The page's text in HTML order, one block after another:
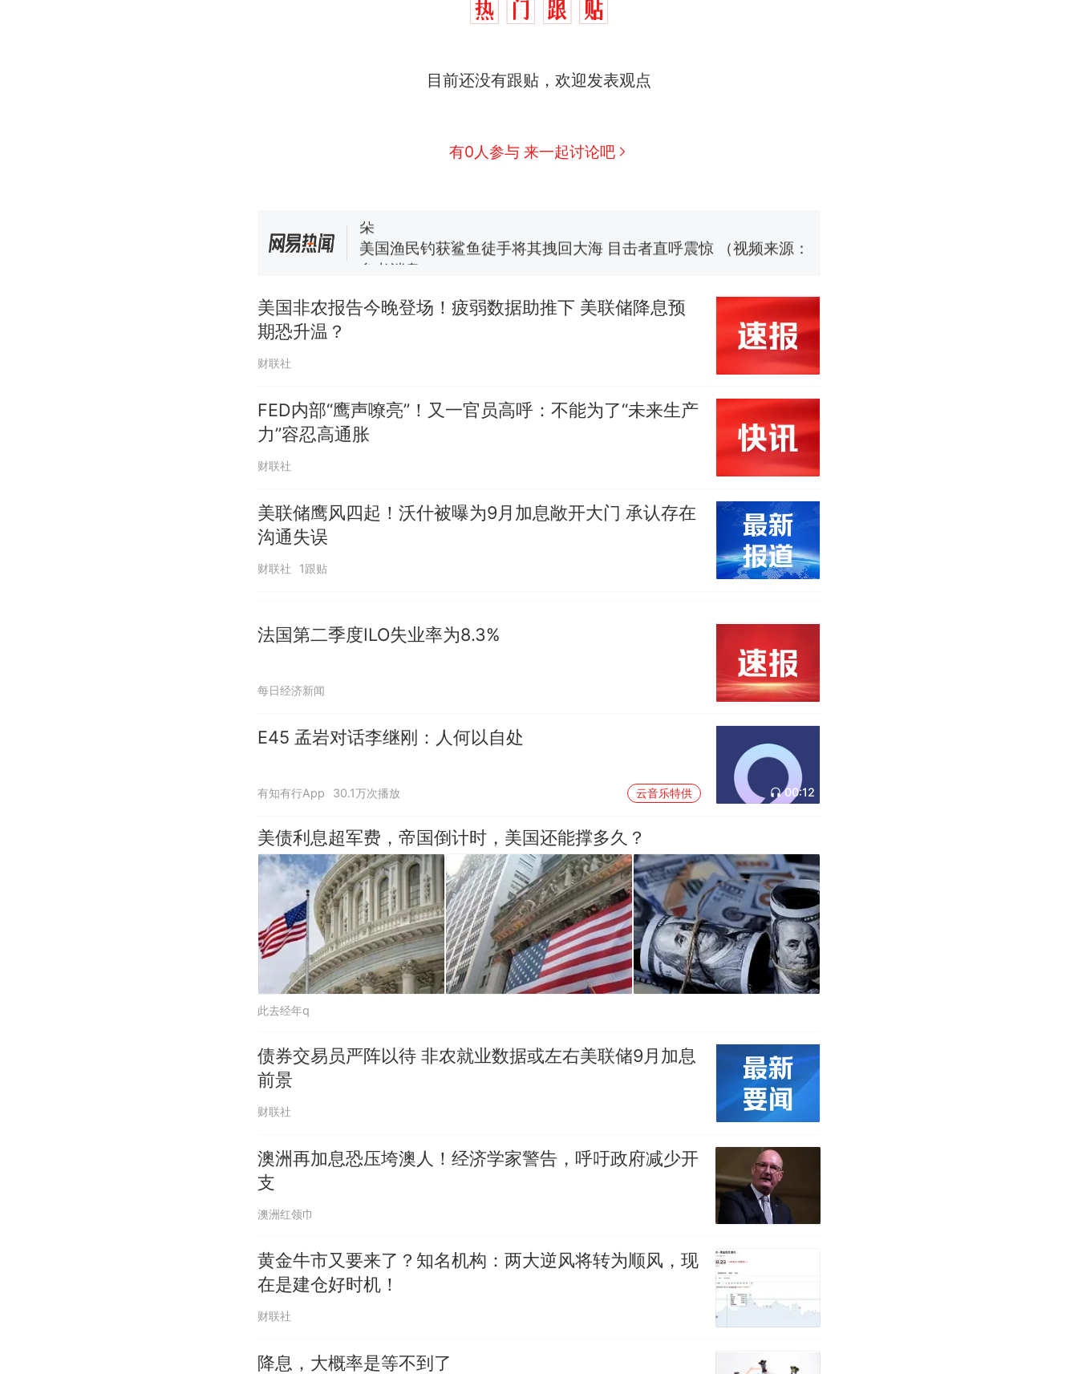
目前还没有跟贴，欢迎发表观点
有0人参与 来一起讨论吧
那个在床头放菜刀的女孩，因老师一句“跟我回家”改写了人生
费大厨“全国小炒肉大王”称号，仅凭视频评出？中国烹饪协会回应
美国渔民钓获鲨鱼徒手将其拽回大海 目击者直呼震惊 （视频来源：
参考消息）
那个在床头放菜刀的女孩，因老师一句“跟我回家”改写了人生
美国非农报告今晚登场！疲弱数据助推下 美联储降息预
期恐升温？
财联社
FED内部“鹰声嘹亮”！又一官员高呼：不能为了“未来生产
力”容忍高通胀
财联社
美联储鹰风四起！沃什被曝为9月加息敞开大门 承认存在
沟通失误
财联社 1跟贴
法国第二季度ILO失业率为8.3%
每日经济新闻
E45 孟岩对话李继刚：人何以自处
有知有行App 30.1万次播放 云音乐特供 00:12
美债利息超军费，帝国倒计时，美国还能撑多久？
此去经年q
债券交易员严阵以待 非农就业数据或左右美联储9月加息
前景
财联社
澳洲再加息恐压垮澳人！经济学家警告，呼吁政府减少开
支
澳洲红领巾
黄金牛市又要来了？知名机构：两大逆风将转为顺风，现
在是建仓好时机！
财联社
降息，大概率是等不到了